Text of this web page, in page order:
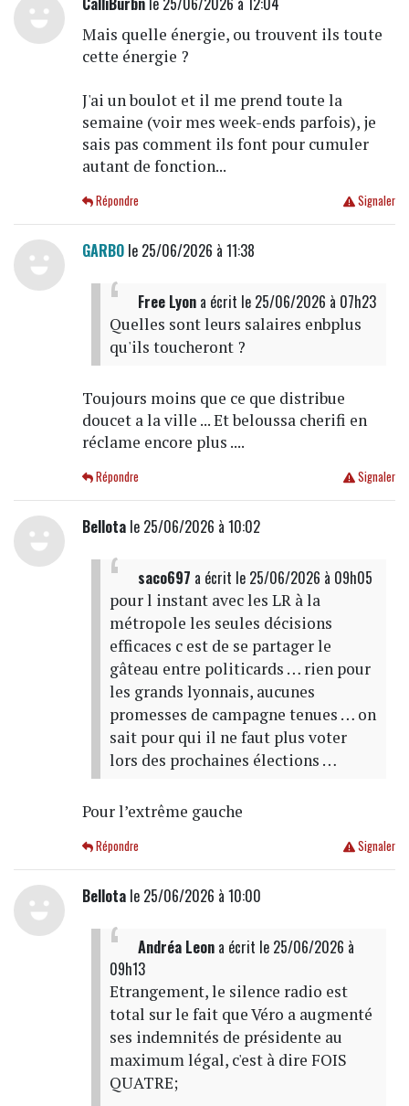
Mais quelle énergie, ou trouvent ils toute
cette énergie ?
J'ai un boulot et il me prend toute la
semaine (voir mes week-ends parfois), je
sais pas comment ils font pour cumuler
autant de fonction...
Signaler
Répondre
GARBOle 25/06/2026 à 11:38
Free Lyona écrit le 25/06/2026 à 07h23
Quelles sont leurs salaires enbplus
qu'ils toucheront ?
Toujours moins que ce que distribue
doucet a la ville ... Et beloussa cherifi en
réclame encore plus ....
Signaler
Répondre
Bellotale 25/06/2026 à 10:02
saco697 a écrit le 25/06/2026 à 09h05
pour l instant avec les LR à la
métropole les seules décisions
efficaces c est de se partager le
gâteau entre politicards … rien pour
les grands lyonnais, aucunes
promesses de campagne tenues … on
sait pour qui il ne faut plus voter
lors des prochaines élections …
Pour l’extrême gauche
Signaler
Répondre
Bellotale 25/06/2026 à 10:00
Andréa Leona écrit le 25/06/2026 à
09h13
Etrangement, le silence radio est
total sur le fait que Véro a augmenté
ses indemnités de présidente au
maximum légal, c'est à dire FOIS
QUATRE;